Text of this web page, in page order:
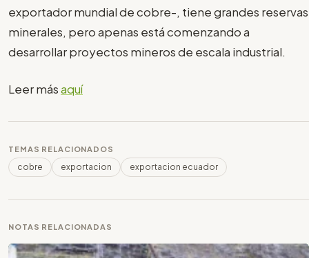
exportador mundial de cobre-, tiene grandes reservas
minerales, pero apenas está comenzando a
desarrollar proyectos mineros de escala industrial.
Leer másaquí
TEMAS RELACIONADOS
cobre exportacion exportacion ecuador
NOTAS RELACIONADAS